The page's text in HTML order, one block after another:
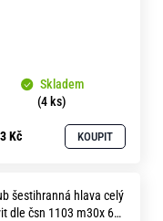
Skladem
(4 ks)
Kč KOUPIT
šestihranná hlava celý
čsn 1103 m30x 65